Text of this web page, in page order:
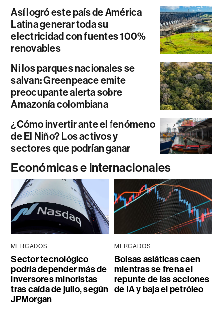
Así logró este país de América
Latina generar toda su
electricidad con fuentes 100%
renovables
Ni los parques nacionales se
salvan: Greenpeace emite
preocupante alerta sobre
Amazonía colombiana
¿Cómo invertir ante el fenómeno
de El Niño? Los activos y
sectores que podrían ganar
Económicas e internacionales
MERCADOS
Sector tecnológico
podría depender más de
inversores minoristas
tras caída de julio, según
JPMorgan
MERCADOS
Bolsas asiáticas caen
mientras se frena el
repunte de las acciones
de IA y baja el petróleo